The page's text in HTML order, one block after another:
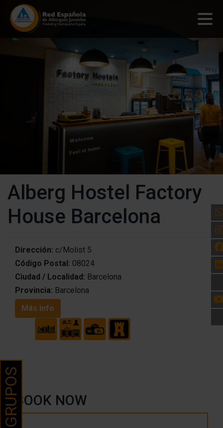
GRUPOS
Alberg Hostel Factory
House Barcelona
Dirección: c/Molist 5
Código Postal: 08024
Ciudad / Localidad: Barcelona
Provincia: Barcelona
Más info
BOOK NOW